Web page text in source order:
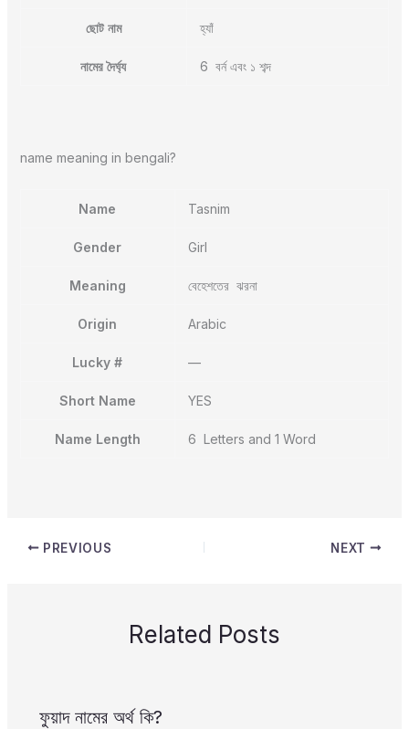
ছোট নাম হ্যাঁ
নামের দৈর্ঘ্য 6 বর্ন এবং ১ শব্দ
name meaning in bengali?
Name Tasnim
Gender Girl
Meaning বেহেশতের ঝরনা
Origin Arabic
Lucky # —
Short Name YES
Name Length 6 Letters and 1 Word
PREVIOUS NEXT
Related Posts
ফুয়াদ নামের অর্থ কি?